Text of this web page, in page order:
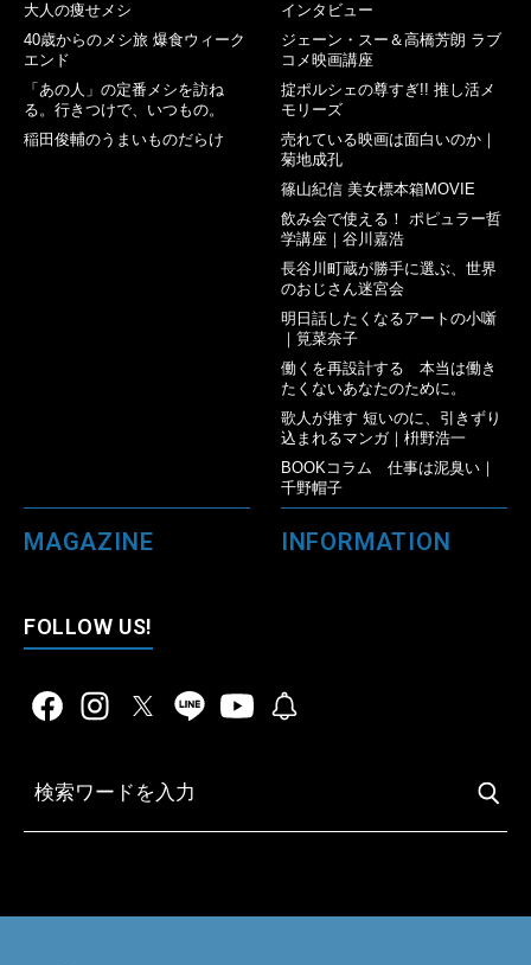
大人の痩せメシ
40歳からのメシ旅 爆食ウィーク
エンド
「あの人」の定番メシを訪ね
る。行きつけで、いつもの。
稲田俊輔のうまいものだらけ
インタビュー
ジェーン・スー＆高橋芳朗 ラブ
コメ映画講座
掟ポルシェの尊すぎ!! 推し活メ
モリーズ
売れている映画は面白いのか｜
菊地成孔
篠山紀信 美女標本箱MOVIE
飲み会で使える！ ポピュラー哲
学講座｜谷川嘉浩
長谷川町蔵が勝手に選ぶ、世界
のおじさん迷宮会
明日話したくなるアートの小噺
｜筧菜奈子
働くを再設計する 本当は働き
たくないあなたのために。
歌人が推す 短いのに、引きずり
込まれるマンガ｜枡野浩一
BOOKコラム 仕事は泥臭い｜
千野帽子
MAGAZINE INFORMATION
FOLLOW US!